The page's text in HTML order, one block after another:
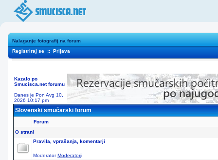
Nalaganje fotografij na forum
Registriraj se :: Prijava
Kazalo po
Smucisca.net forumu
Danes je Pon Avg 10,
2026 10:17 pm
Slovenski smučarski forum
Forum
O strani
Pravila, vprašanja, komentarji
ModeratorModeratorji